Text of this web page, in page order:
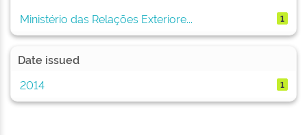
Ministério das Relações Exteriore... 1
Date issued
2014
1